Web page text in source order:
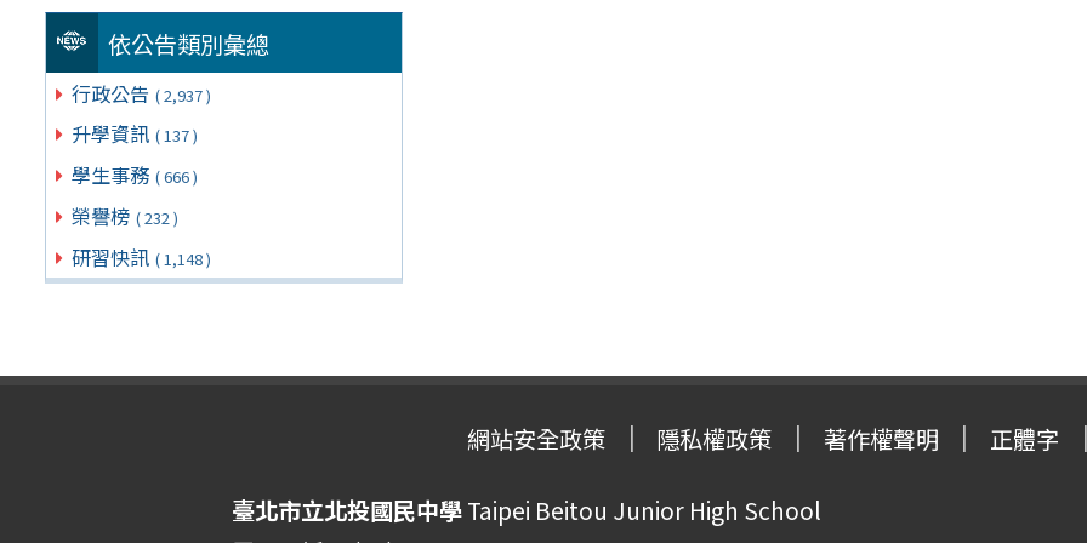
依公告類別彙總
行政公告 ( 2,937 )
升學資訊 ( 137 )
學生事務 ( 666 )
榮譽榜 ( 232 )
研習快訊 ( 1,148 )
網站安全政策 隱私權政策 著作權聲明 正體字
臺北市立北投國民中學Taipei Beitou Junior High School